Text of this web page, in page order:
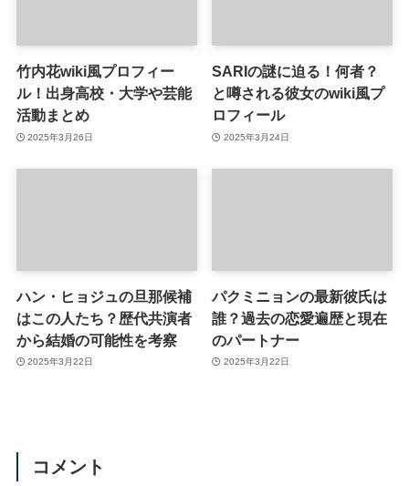
竹内花wiki風プロフィー
ル！出身高校・大学や芸能
活動まとめ
2025年3月26日
SARIの謎に迫る！何者？
と噂される彼女のwiki風プ
ロフィール
2025年3月24日
ハン・ヒョジュの旦那候補
はこの人たち？歴代共演者
から結婚の可能性を考察
2025年3月22日
パクミニョンの最新彼氏は
誰？過去の恋愛遍歴と現在
のパートナー
2025年3月22日
コメント